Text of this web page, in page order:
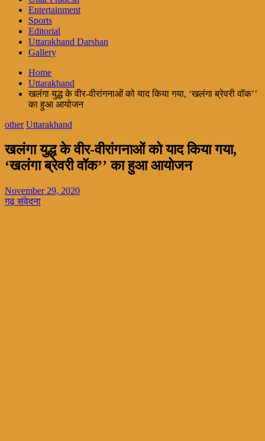
Entertainment
Sports
Editorial
Uttarakhand Darshan
Gallery
Home
Uttarakhand
खलंगा युद्ध के वीर-वीरांगनाओं को याद किया गया, ‘खलंगा ब्रेवरी वॉक’’
का हुआ आयोजन
other Uttarakhand
खलंगा युद्ध के वीर-वीरांगनाओं को याद किया गया,
‘खलंगा ब्रेवरी वॉक’’ का हुआ आयोजन
November 29, 2020
गढ़ संवेदना